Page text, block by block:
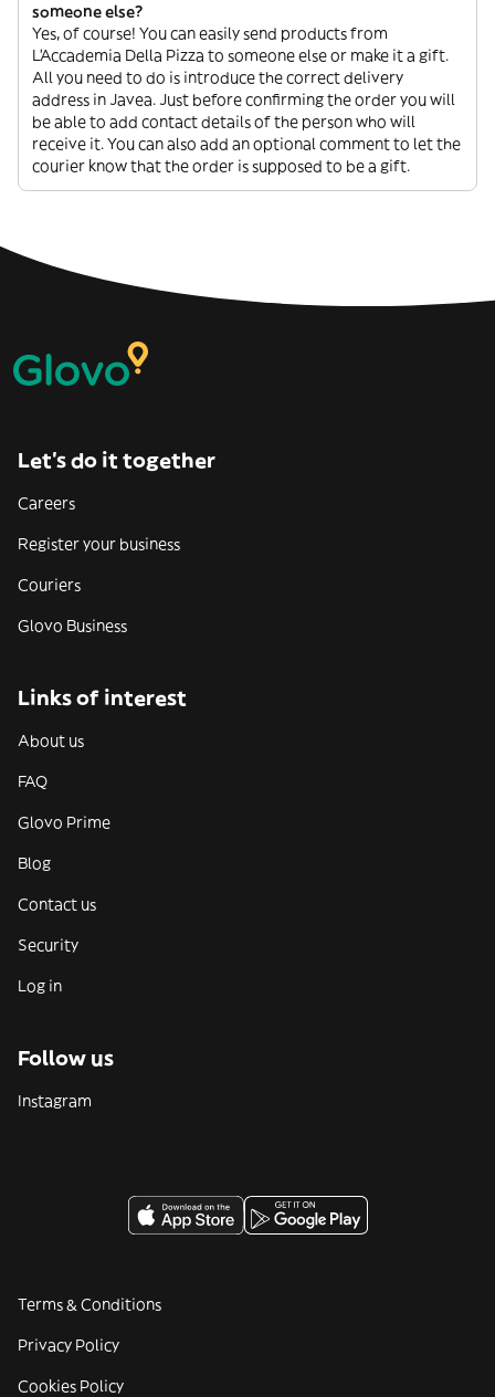
someone else?
Yes, of course! You can easily send products from
L'Accademia Della Pizza to someone else or make it a gift.
All you need to do is introduce the correct delivery
address in Javea. Just before confirming the order you will
be able to add contact details of the person who will
receive it. You can also add an optional comment to let the
courier know that the order is supposed to be a gift.
Let’s do it together
Careers
Register your business
Couriers
Glovo Business
Links of interest
About us
FAQ
Glovo Prime
Blog
Contact us
Security
Log in
Follow us
Instagram
Terms & Conditions
Privacy Policy
Cookies Policy